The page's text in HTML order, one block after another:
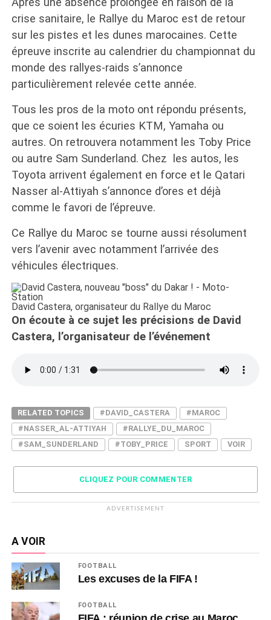
crise sanitaire, le Rallye du Maroc est de retour
sur les pistes et les dunes marocaines. Cette
épreuve inscrite au calendrier du championnat du
monde des rallyes-raids s’annonce
particulièrement relevée cette année.
Tous les pros de la moto ont répondu présents,
que ce soient les écuries KTM, Yamaha ou
autres. On retrouvera notamment les Toby Price
ou autre Sam Sunderland. Chez les autos, les
Toyota arrivent également en force et le Qatari
Nasser al-Attiyah s’annonce d’ores et déjà
comme le favori de l’épreuve.
Ce Rallye du Maroc se tourne aussi résolument
vers l’avenir avec notamment l’arrivée des
véhicules électriques.
David Castera, organisateur du Rallye du Maroc
On écoute à ce sujet les précisions de David
Castera, l’organisateur de l’événement
RELATED TOPICS #DAVID_CASTERA
#MAROC
#NASSER_AL-ATTIYAH
#RALLYE_DU_MAROC
#SAM_SUNDERLAND
#TOBY_PRICE SPORT VOIR
CLIQUEZ POUR COMMENTER
ADVERTISEMENT
A VOIR
FOOTBALL
Les excuses de la FIFA !
FOOTBALL